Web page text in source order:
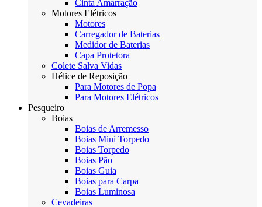
Cinta Amarração
Motores Elétricos
Motores
Carregador de Baterias
Medidor de Baterias
Capa Protetora
Colete Salva Vidas
Hélice de Reposição
Para Motores de Popa
Para Motores Elétricos
Pesqueiro
Boias
Boias de Arremesso
Boias Mini Torpedo
Boias Torpedo
Boias Pão
Boias Guia
Boias para Carpa
Boias Luminosa
Cevadeiras